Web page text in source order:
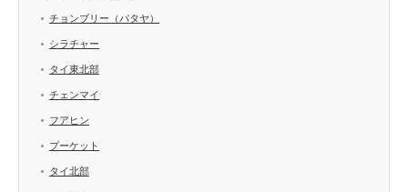
チョンブリー（パタヤ）
シラチャー
タイ東北部
チェンマイ
フアヒン
プーケット
タイ北部